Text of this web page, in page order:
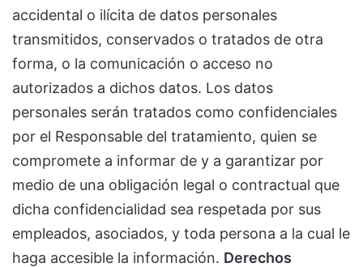
accidental o ilícita de datos personales
transmitidos, conservados o tratados de otra
forma, o la comunicación o acceso no
autorizados a dichos datos. Los datos
personales serán tratados como confidenciales
por el Responsable del tratamiento, quien se
compromete a informar de y a garantizar por
medio de una obligación legal o contractual que
dicha confidencialidad sea respetada por sus
empleados, asociados, y toda persona a la cual le
haga accesible la información. Derechos